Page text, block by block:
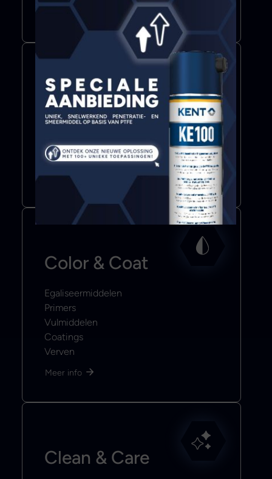
Meer info
Bond & Seal
Lijmen
Afdichtmiddelen
Plakband
Meer info
Color & Coat
Egaliseermiddelen
Primers
Vulmiddelen
Coatings
Verven
Meer info
Clean & Care